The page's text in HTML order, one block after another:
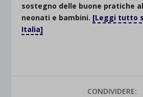
sostegno delle buone pratiche
neonati e bambini. [Leggi tutto
Italia]
CONDIVIDERE: